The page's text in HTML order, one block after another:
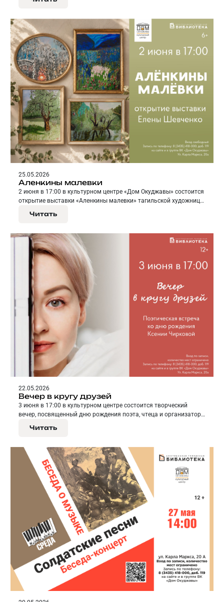
25.05.2026
Аленкины малевки
2 июня в 17:00 в культурном центре «Дом Окуджавы» состоится
открытие выставки «Аленкины малевки» тагильской художницы
Читать
22.05.2026
Вечер в кругу друзей
3 июня в 17:00 в культурном центре состоится творческий
вечер, посвященный дню рождения поэта, чтеца и организатора
Читать